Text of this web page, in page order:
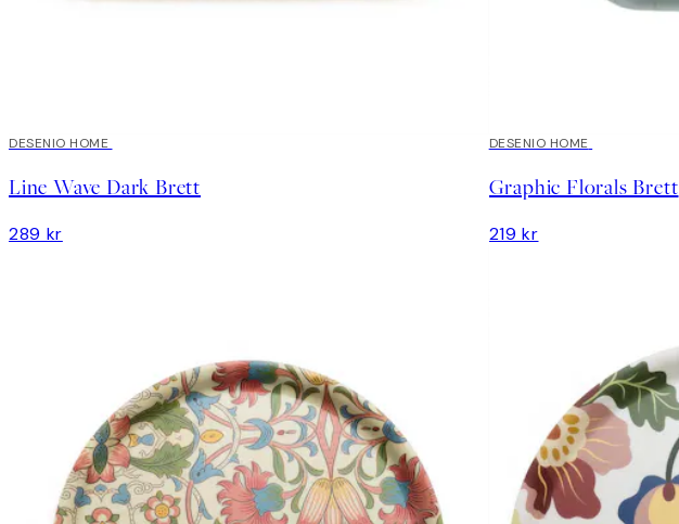
DESENIO HOME
Line Wave Dark Brett
289 kr
DESENIO HOME
Graphic Florals Brett
219 kr